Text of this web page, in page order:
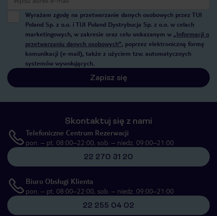
Wyrażam zgodę na przetwarzanie danych osobowych przez TUI
Poland Sp. z o.o. i TUI Poland Dystrybucja Sp. z o.o. w celach
marketingowych, w zakresie oraz celu wskazanym w „Informacji o
przetwarzaniu danych osobowych”, poprzez elektroniczną formę
komunikacji (e-mail), także z użyciem tzw. automatycznych
systemów wywołujących.
Zapisz się
Skontaktuj się z nami
Telefoniczne Centrum Rezerwacji
pon. – pt. 08:00–22:00, sob. – niedz. 09:00–21:00
22 270 31 20
Biuro Obsługi Klienta
pon. – pt. 08:00–22:00, sob. – niedz. 09:00–21:00
22 255 04 02